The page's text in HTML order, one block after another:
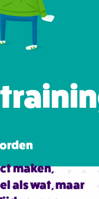
maken,
als wat, maar